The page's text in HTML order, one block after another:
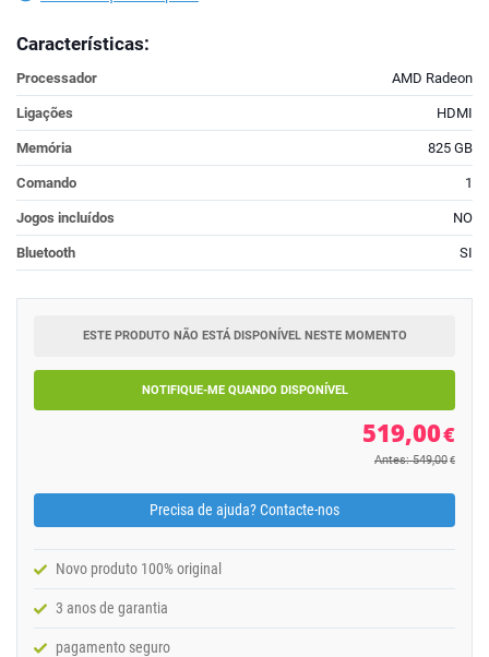
Características:
Processador AMD Radeon
Ligações HDMI
Memória 825 GB
Comando 1
Jogos incluídos NO
Bluetooth SI
ESTE PRODUTO NÃO ESTÁ DISPONÍVEL NESTE MOMENTO
NOTIFIQUE-ME QUANDO DISPONÍVEL
519,00€
Antes: 549,00 €
Precisa de ajuda? Contacte-nos
Novo produto 100% original
3 anos de garantia
pagamento seguro